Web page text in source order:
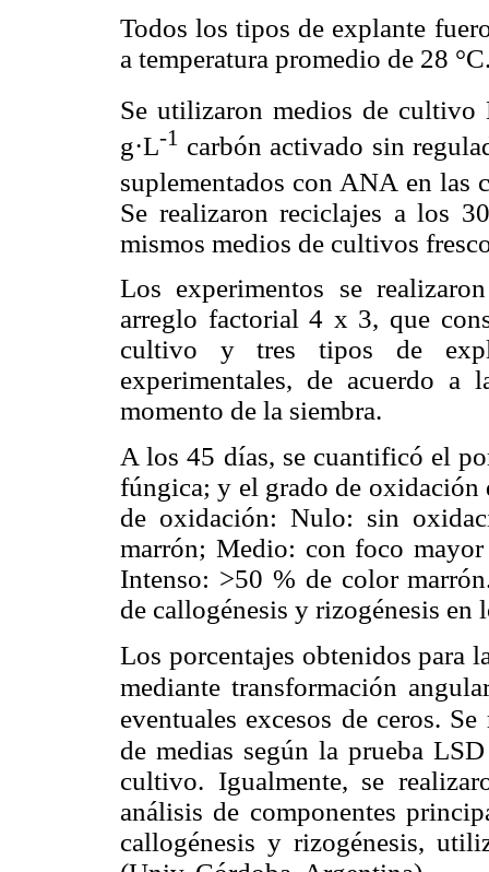
Todos los tipos de explante
a temperatura promedio de 28
Se utilizaron medios de cultivo
g·L-1 carbón activado sin
suplementados con ANA en las
Se realizaron reciclajes a los
mismos medios de cultivos
Los experimentos se
arreglo factorial 4 x 3, que
cultivo y tres tipos de
experimentales, de acuerdo
momento de la siembra.
A los 45 días, se cuantificó el
fúngica; y el grado de oxidación
de oxidación: Nulo: sin
marrón; Medio: con foco
Intenso: >50 % de color
de callogénesis y rizogénesis en
Los porcentajes obtenidos para
mediante transformación
eventuales excesos de ceros.
de medias según la prueba
cultivo. Igualmente, se
análisis de componentes
callogénesis y rizogénesis,